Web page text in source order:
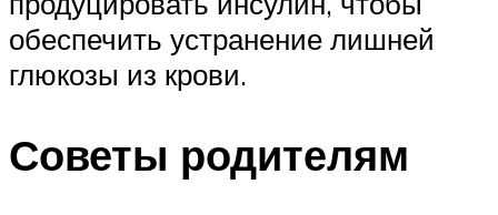
обеспечить устранение лишней
глюкозы из крови.
Советы родителям